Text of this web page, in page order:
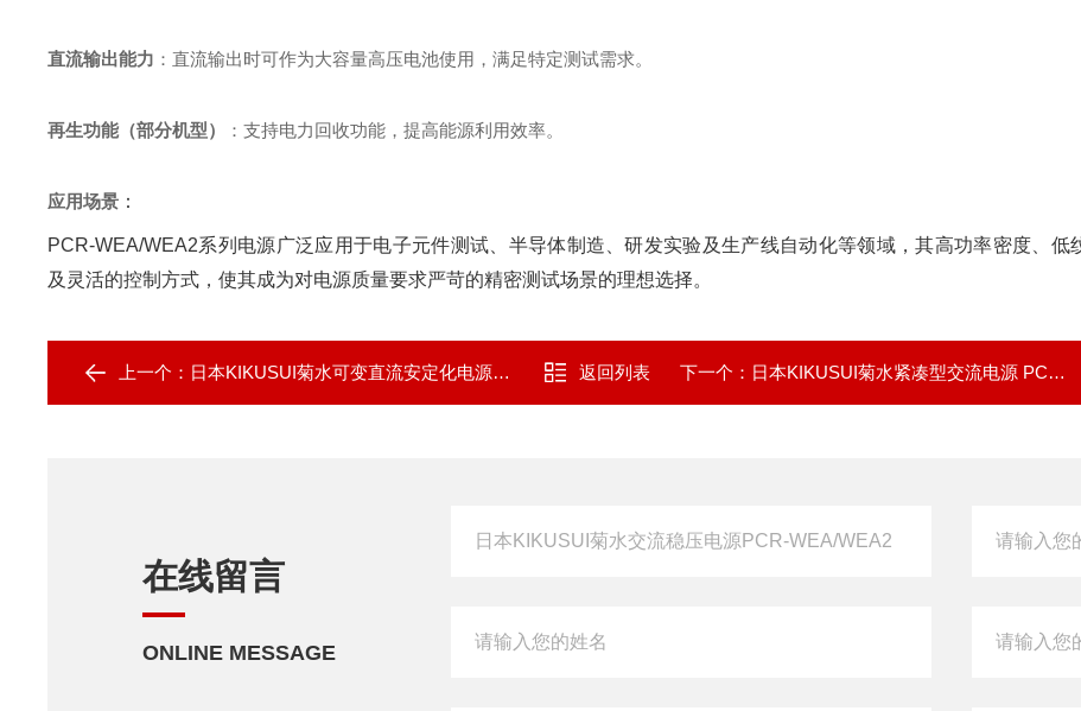
直流输出能力 ‌：直流输出时可作为大容量高压电池使用，满足特定测试需求。
再生功能（部分机型） ‌：支持电力回收功能，提高能源利用效率。
应用场景 ‌：
PCR-WEA/WEA2系列电源广泛应用于电子元件测试、半导体制造、研发实验及生产线自动化等领域，其高功率密度、低
及灵活的控制方式，使其成为对电源质量要求严苛的精密测试场景的理想选择。
上一个： 日本KIKUSUI菊水可变直流安定化电源PAD-LA 返回列表 下一个： 日本KIKUSUI菊水紧凑型交流电源 PCR-MA系列
在线留言
ONLINE MESSAGE